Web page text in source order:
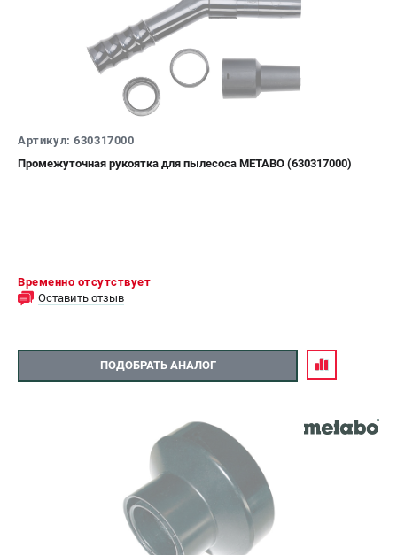
Артикул: 630317000
Промежуточная рукоятка для пылесоса METABO (630317000)
Временно отсутствует
Оставить отзыв
ПОДОБРАТЬ АНАЛОГ